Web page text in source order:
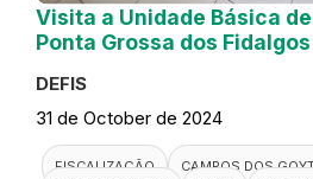
Visita a Unidade Básica
Ponta Grossa dos Fidalgos
DEFIS
31 de October de 2024
FISCALIZAÇÃO
CAMPOS DOS